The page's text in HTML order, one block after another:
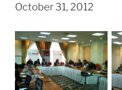
October 31, 2012